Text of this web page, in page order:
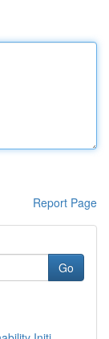
Report Page
Go